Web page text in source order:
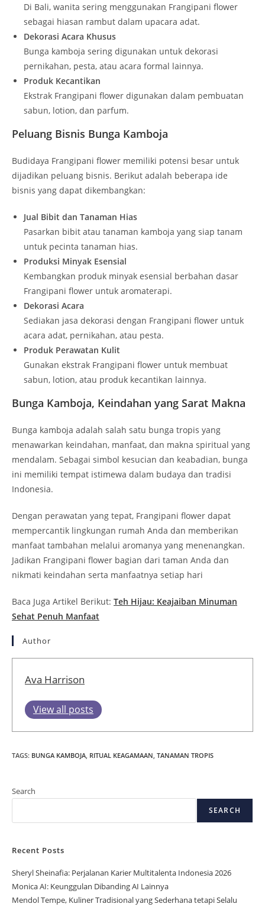
Di Bali, wanita sering menggunakan Frangipani flower
sebagai hiasan rambut dalam upacara adat.
Dekorasi Acara Khusus
Bunga kamboja sering digunakan untuk dekorasi
pernikahan, pesta, atau acara formal lainnya.
Produk Kecantikan
Ekstrak Frangipani flower digunakan dalam pembuatan
sabun, lotion, dan parfum.
Peluang Bisnis Bunga Kamboja
Budidaya Frangipani flower memiliki potensi besar untuk
dijadikan peluang bisnis. Berikut adalah beberapa ide
bisnis yang dapat dikembangkan:
Jual Bibit dan Tanaman Hias
Pasarkan bibit atau tanaman kamboja yang siap tanam
untuk pecinta tanaman hias.
Produksi Minyak Esensial
Kembangkan produk minyak esensial berbahan dasar
Frangipani flower untuk aromaterapi.
Dekorasi Acara
Sediakan jasa dekorasi dengan Frangipani flower untuk
acara adat, pernikahan, atau pesta.
Produk Perawatan Kulit
Gunakan ekstrak Frangipani flower untuk membuat
sabun, lotion, atau produk kecantikan lainnya.
Bunga Kamboja, Keindahan yang Sarat Makna
Bunga kamboja adalah salah satu bunga tropis yang
menawarkan keindahan, manfaat, dan makna spiritual yang
mendalam. Sebagai simbol kesucian dan keabadian, bunga
ini memiliki tempat istimewa dalam budaya dan tradisi
Indonesia.
Dengan perawatan yang tepat, Frangipani flower dapat
mempercantik lingkungan rumah Anda dan memberikan
manfaat tambahan melalui aromanya yang menenangkan.
Jadikan Frangipani flower bagian dari taman Anda dan
nikmati keindahan serta manfaatnya setiap hari
Baca Juga Artikel Berikut: Teh Hijau: Keajaiban Minuman
Sehat Penuh Manfaat
Author
Ava Harrison
View all posts
TAGS: BUNGA KAMBOJA RITUAL KEAGAMAAN TANAMAN TROPIS
Search
SEARCH
Recent Posts
Sheryl Sheinafia: Perjalanan Karier Multitalenta Indonesia 2026
Monica AI: Keunggulan Dibanding AI Lainnya
Mendol Tempe, Kuliner Tradisional yang Sederhana tetapi Selalu